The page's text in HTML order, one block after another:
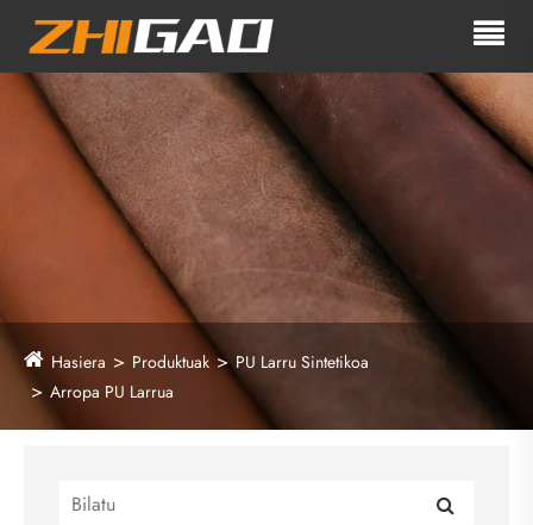
Hasiera Produktuak
PU Larru Sintetikoa
Arropa PU Larrua